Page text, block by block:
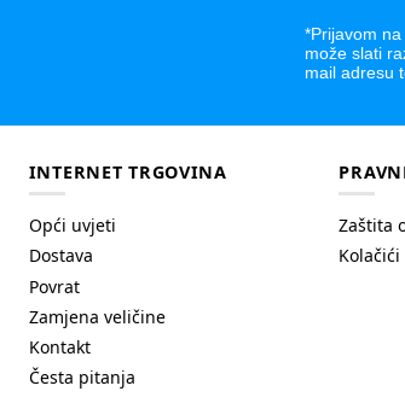
*Prijavom
može slati
mail adresu
INTERNET TRGOVINA
Opći uvjeti
Dostava
Povrat
Zamjena veličine
Kontakt
Česta pitanja
Zaštita
Kolačići